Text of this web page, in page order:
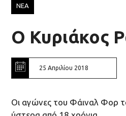
ΝΕΑ
Ο Κυριάκος
25 Απριλίου 2018
Οι αγώνες του Φάιναλ Φορ